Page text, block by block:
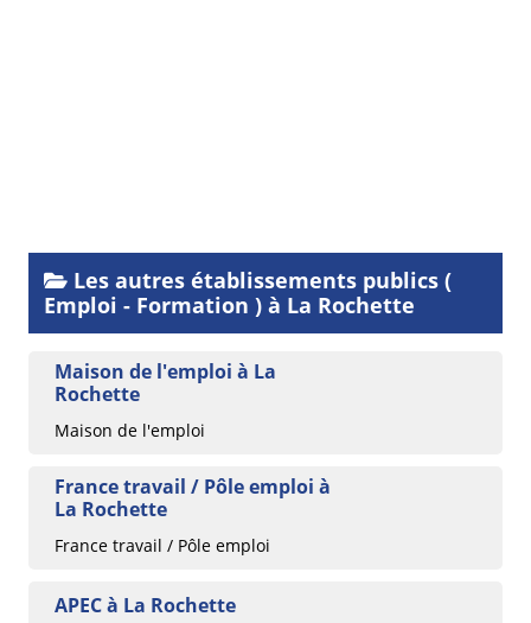
Les autres établissements publics (
Emploi - Formation ) à La Rochette
Maison de l'emploi à La
Rochette
Maison de l'emploi
France travail / Pôle emploi à
La Rochette
France travail / Pôle emploi
APEC à La Rochette